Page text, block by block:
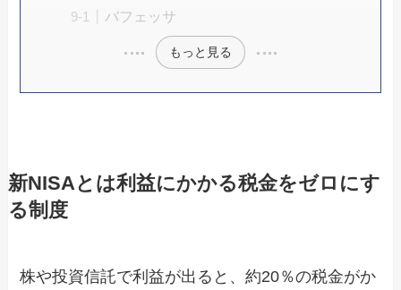
バフェッサ
もっと見る
新NISAとは利益にかかる税金をゼロにす
る制度
株や投資信託で利益が出ると、約20％の税金がか